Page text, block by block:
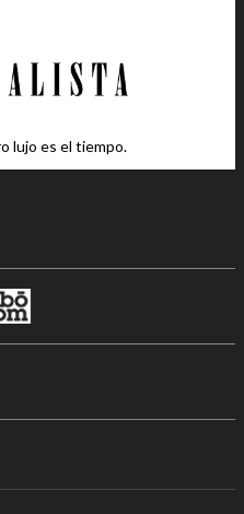
lujo es el tiempo.